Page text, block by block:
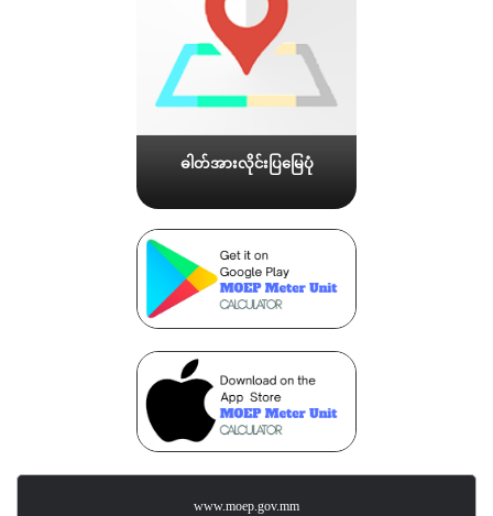
ဓါတ်အားလိုင်းပြမြေပုံ
www.moep.gov.mm